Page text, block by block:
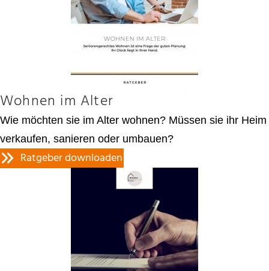
Wohnen im Alter
Wie möchten sie im Alter wohnen? Müssen sie ihr Heim
verkaufen, sanieren oder umbauen?
Ratgeber downloaden